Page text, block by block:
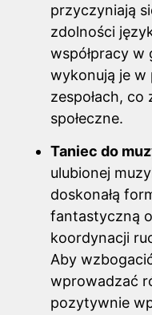
przyczyniają
zdolności
współpracy w
wykonują je w
zespołach,
społeczne.
Taniec do
ulubionej
doskonałą
fantastyczną
koordynacji
Aby
wprowadzać
pozytywnie